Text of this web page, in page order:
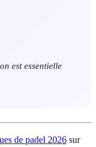
est essentielle
de padel 2026 sur